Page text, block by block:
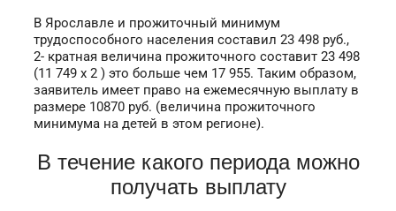
В Ярославле и прожиточный минимум
трудоспособного населения составил 23 498 руб.,
2- кратная величина прожиточного составит 23 498
(11 749 x 2 ) это больше чем 17 955. Таким образом,
заявитель имеет право на ежемесячную выплату в
размере 10870 руб. (величина прожиточного
минимума на детей в этом регионе).
В течение какого периода можно
получать выплату